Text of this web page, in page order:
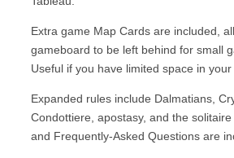
Extra game Map Cards are included,
gameboard to be left behind for small
Useful if you have limited space in your
Expanded rules include Dalmatians,
Condottiere, apostasy, and the
and Frequently-Asked Questions are